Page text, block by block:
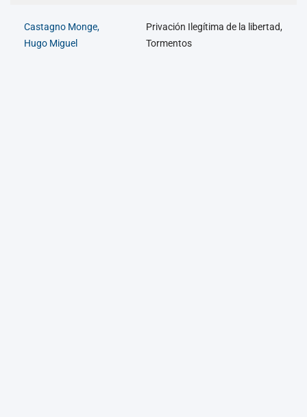
Castagno Monge,
Hugo Miguel
Privación Ilegítima de la libertad,
Tormentos